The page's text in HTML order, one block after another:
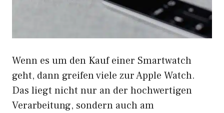
Wenn es um den Kauf einer Smartwatch
geht, dann greifen viele zur Apple Watch.
Das liegt nicht nur an der hochwertigen
Verarbeitung, sondern auch am